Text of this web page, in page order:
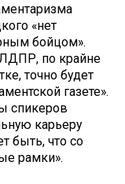
«нет
бойцом».
по крайне
точно будет
газете».
спикеров
карьеру
быть, что со
рамки».